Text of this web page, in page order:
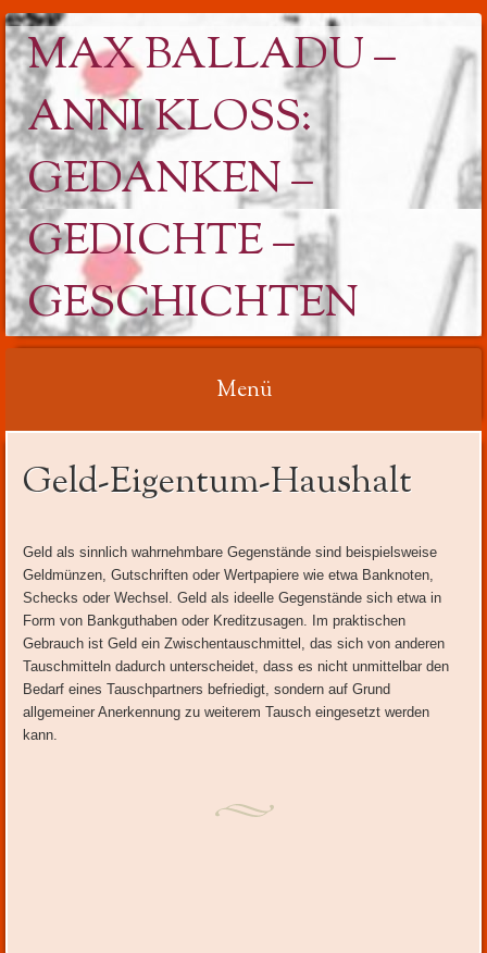
MAX BALLADU –
ANNI KLOSS: G
EDANKEN – G
EDICHTE – G
ESCHICHTEN
Menü
zum
Geld-Eigentum-Haushalt
Geld als sinnlich wahrnehmbare Gegenstände sind beispielsweise
Geldmünzen, Gutschriften oder Wertpapiere wie etwa Banknoten,
Schecks oder Wechsel. Geld als ideelle Gegenstände sich etwa in
Form von Bankguthaben oder Kreditzusagen. Im praktischen
Gebrauch ist Geld ein Zwischentauschmittel, das sich von anderen
Tauschmitteln dadurch unterscheidet, dass es nicht unmittelbar den
Bedarf eines Tauschpartners befriedigt, sondern auf Grund
allgemeiner Anerkennung zu weiterem Tausch eingesetzt werden
kann.